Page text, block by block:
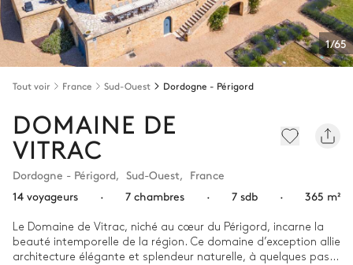
1/65
Tout voir France Sud-Ouest Dordogne - Périgord
DOMAINE DE
VITRAC
Dordogne - Périgord, Sud-Ouest, France
14 voyageurs
· 7 chambres · 7 sdb · 365 m²
Le Domaine de Vitrac, niché au cœur du Périgord, incarne la
beauté intemporelle de la région. Ce domaine d’exception allie
architecture élégante et splendeur naturelle, à quelques pas